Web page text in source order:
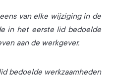
van elke wijziging in de
in het eerste lid bedoelde
aan de werkgever.
bedoelde werkzaamheden